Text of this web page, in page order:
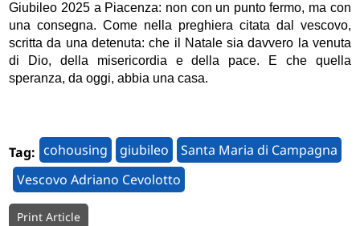
Giubileo 2025 a Piacenza: non con un punto fermo, ma con
una consegna. Come nella preghiera citata dal vescovo,
scritta da una detenuta: che il Natale sia davvero la venuta
di Dio, della misericordia e della pace. E che quella
speranza, da oggi, abbia una casa.
Tag: cohousing giubileo
Santa Maria di Campagna
Vescovo Adriano Cevolotto
Print Article